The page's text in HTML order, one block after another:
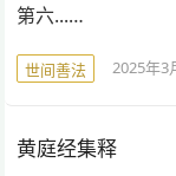
第六...…
世间善法 2025年3
黄庭经集释